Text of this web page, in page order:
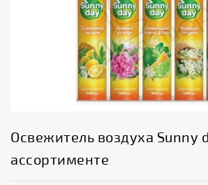
Освежитель воздуха Sunny
ассортименте